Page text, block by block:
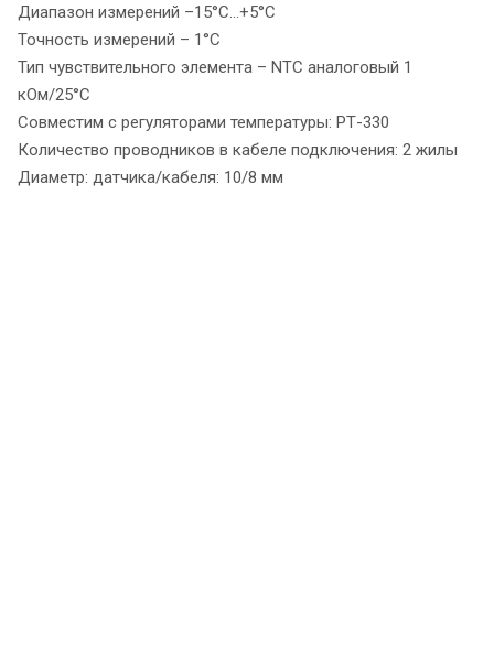
Диапазон измерений –15°C…+5°C
Точность измерений – 1°С
Тип чувствительного элемента – NTC аналоговый 1
кОм/25°С
Совместим с регуляторами температуры: РТ-330
Количество проводников в кабеле подключения: 2 жилы
Диаметр: датчика/кабеля: 10/8 мм